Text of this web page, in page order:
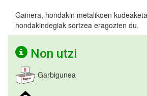
Gainera, hondakin metalikoen
hondakindegiak sortzea eragozten du.
Non utzi
Garbigunea